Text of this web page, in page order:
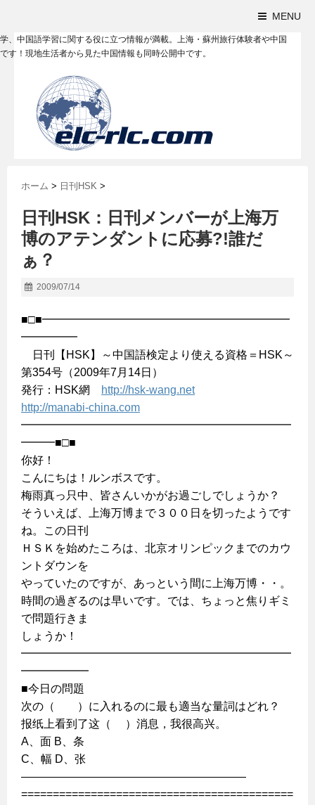
MENU
、中国語学習に関する役に立つ情報が満載。上海・蘇州旅行体験者や中国
す！現地生活者から見た中国情報も同時公開中です。
ホーム > 日刊HSK >
日刊HSK：日刊メンバーが上海万
博のアテンダントに応募?!誰だ
ぁ？
2009/07/14
■□■━━━━━━━━━━━━━━━━━━━━━━
━━━━━
日刊【HSK】～中国語検定より使える資格＝HSK～
第354号（2009年7月14日）
発行：HSK網
http://hsk-wang.net
http://manabi-china.com
━━━━━━━━━━━━━━━━━━━━━━━━
━━━■□■
你好！
こんにちは！ルンボスです。
梅雨真っ只中、皆さんいかがお過ごしでしょうか？
そういえば、上海万博まで３００日を切ったようです
ね。この日刊
ＨＳＫを始めたころは、北京オリンピックまでのカウ
ントダウンを
やっていたのですが、あっという間に上海万博・・。
時間の過ぎるのは早いです。では、ちょっと焦りギミ
で問題行きま
しょうか！
━━━━━━━━━━━━━━━━━━━━━━━━
━━━━━━
■今日の問題
次の（ ）に入れるのに最も適当な量詞はどれ？
报纸上看到了这（ ）消息，我很高兴。
A、面 B、条
C、幅 D、张
————————————————————
===========================================